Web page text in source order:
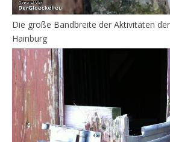
Die große Bandbreite der Aktivitäten
Hainburg